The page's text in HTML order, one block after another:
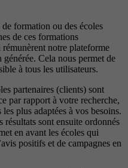
formation ou des écoles
de ces formations
notre plateforme
Cela nous permet de
à tous les utilisateurs.
partenaires (clients) sont
par rapport à votre recherche,
plus adaptées à vos besoins.
résultats sont ensuite ordonnés
en avant les écoles qui
positifs et de campagnes en